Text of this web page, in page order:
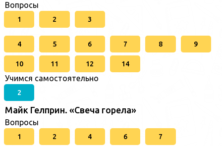
Вопросы
1 2 3
4 5 6 7 8 9
10 11 12 14
Учимся самостоятельно
2
Майк Гелприн. «Свеча горела»
Вопросы
1 2 4 6 7